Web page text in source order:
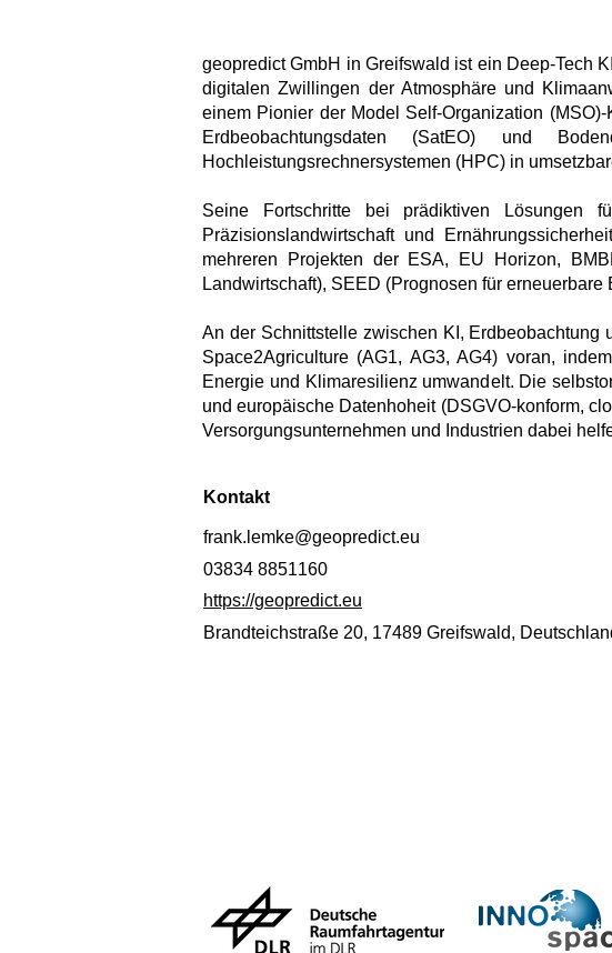
geopredict GmbH in Greifswald ist ein Deep-Tech
digitalen Zwillingen der Atmosphäre und
einem Pionier der Model Self-Organization
Erdbeobachtungsdaten (SatEO) und
Hochleistungsrechnersystemen (HPC) in
Seine Fortschritte bei prädiktiven Lösungen
Präzisionslandwirtschaft und
mehreren Projekten der ESA, EU Horizon,
Landwirtschaft), SEED (Prognosen für
An der Schnittstelle zwischen KI,
Space2Agriculture (AG1, AG3, AG4) voran,
Energie und Klimaresilienz umwandelt. Die
und europäische Datenhoheit (DSGVO-konform,
Versorgungsunternehmen und Industrien dabei
Kontakt
frank.lemke@geopredict.eu
03834 8851160‬‬‬‬‬‬‬
https://geopredict.eu
Brandteichstraße 20, 17489 Greifswald,